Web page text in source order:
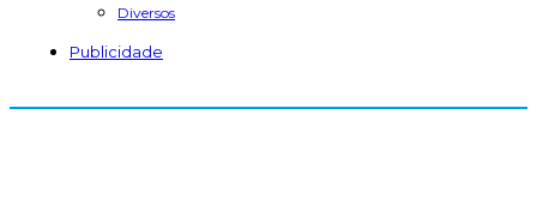
Diversos
Publicidade